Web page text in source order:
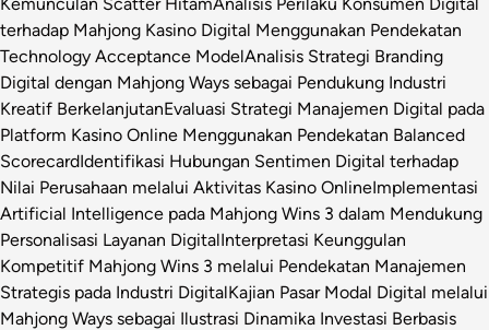
terhadap Mahjong Kasino Digital Menggunakan Pendekatan
Technology Acceptance ModelAnalisis Strategi Branding
Digital dengan Mahjong Ways sebagai Pendukung Industri
Kreatif BerkelanjutanEvaluasi Strategi Manajemen Digital pada
Platform Kasino Online Menggunakan Pendekatan Balanced
ScorecardIdentifikasi Hubungan Sentimen Digital terhadap
Nilai Perusahaan melalui Aktivitas Kasino OnlineImplementasi
Artificial Intelligence pada Mahjong Wins 3 dalam Mendukung
Personalisasi Layanan DigitalInterpretasi Keunggulan
Kompetitif Mahjong Wins 3 melalui Pendekatan Manajemen
Strategis pada Industri DigitalKajian Pasar Modal Digital melalui
Mahjong Ways sebagai Ilustrasi Dinamika Investasi Berbasis